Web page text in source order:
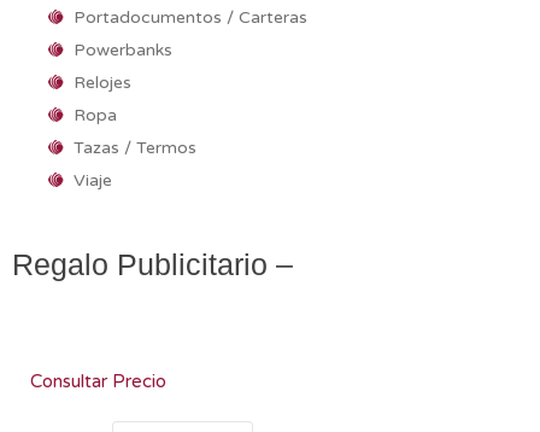
Portadocumentos / Carteras
Powerbanks
Relojes
Ropa
Tazas / Termos
Viaje
Regalo Publicitario –
Consultar Precio